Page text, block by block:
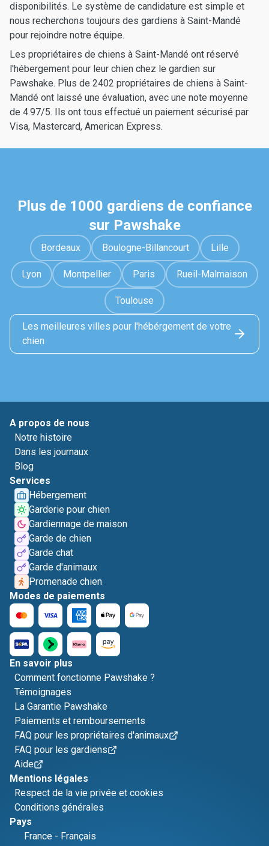
disponibilités. Le système de candidature est simple et
nous recherchons toujours des gardiens à Saint-Mandé
pour rejoindre notre équipe.
Les propriétaires de chiens à Saint-Mandé ont réservé
l'hébergement pour leur chien chez le gardien sur
Pawshake. Plus de 2402 propriétaires de chiens à Saint-
Mandé ont laissé une évaluation, avec une note moyenne
de 4.97/5. Ils ont tous effectué un paiement sécurisé par
Visa, Mastercard, American Express.
Plus de 1000 gardiens de confiance
sur Pawshake
Bordeaux Boulogne-Billancourt Lille
Lyon Montpellier Paris Rueil-Malmaison
Toulouse
Les meilleures villes pour l'hébérgement de votre
chien
A propos de nous
Notre histoire
Dans les journaux
Blog
Services
Hébergement
Garderie pour chien
Gardiennage de maison
Garde de chien
Garde chat
Garde d'animaux
Promenade chien
Modes de paiements
En savoir plus
Comment fonctionne Pawshake ?
Témoignages
La Garantie Pawshake
Paiements et remboursements
FAQ pour les propriétaires d'animaux
FAQ pour les gardiens
Aide
Mentions légales
Respect de la vie privée et cookies
Conditions générales
Pays
France - Français